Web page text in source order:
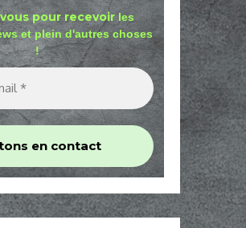
pour recevoirles
et plein d'autres choses
!